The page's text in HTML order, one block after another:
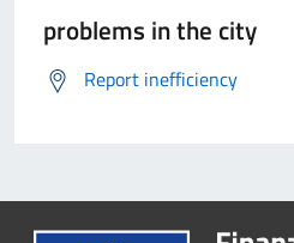
problems in the city
Report inefficiency